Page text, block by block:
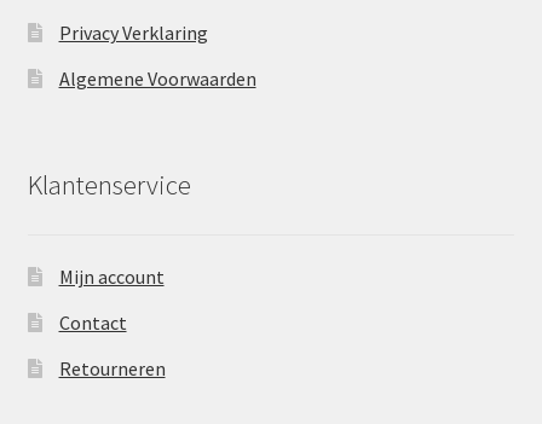
Privacy Verklaring
Algemene Voorwaarden
Klantenservice
Mijn account
Contact
Retourneren